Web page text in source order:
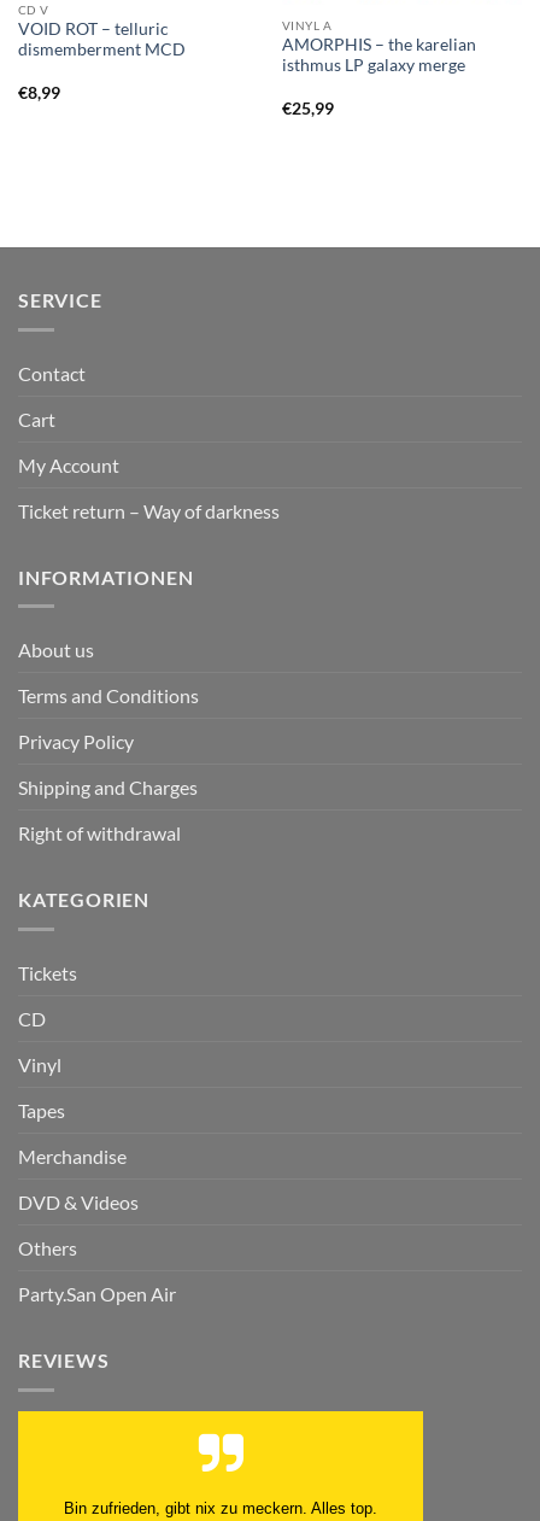
CD V
VOID ROT – telluric
dismemberment MCD
€8,99
VINYL A
AMORPHIS – the karelian
isthmus LP galaxy merge
€25,99
SERVICE
Contact
Cart
My Account
Ticket return – Way of darkness
INFORMATIONEN
About us
Terms and Conditions
Privacy Policy
Shipping and Charges
Right of withdrawal
KATEGORIEN
Tickets
CD
Vinyl
Tapes
Merchandise
DVD & Videos
Others
Party.San Open Air
REVIEWS
Schnell. Zuverlässig. Klasse.